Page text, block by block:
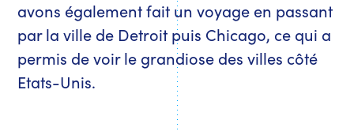
avons également fait un voyage en passant
par la ville de Detroit puis Chicago, ce qui a
permis de voir le grandiose des villes côté
Etats-Unis.